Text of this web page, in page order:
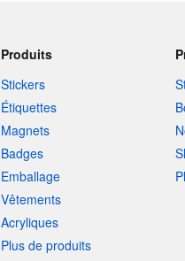
Produits
Stickers
Étiquettes
Magnets
Badges
Emballage
Vêtements
Acryliques
Plus de produits